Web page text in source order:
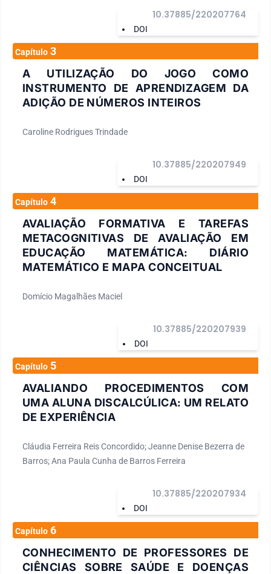
DOI
10.37885/220207764
Capítulo 3
A UTILIZAÇÃO DO JOGO COMO
INSTRUMENTO DE APRENDIZAGEM DA
ADIÇÃO DE NÚMEROS INTEIROS
Caroline Rodrigues Trindade
DOI
10.37885/220207949
Capítulo 4
AVALIAÇÃO FORMATIVA E TAREFAS
METACOGNITIVAS DE AVALIAÇÃO EM
EDUCAÇÃO MATEMÁTICA: DIÁRIO
MATEMÁTICO E MAPA CONCEITUAL
Domício Magalhães Maciel
DOI
10.37885/220207939
Capítulo 5
AVALIANDO PROCEDIMENTOS COM
UMA ALUNA DISCALCÚLICA: UM RELATO
DE EXPERIÊNCIA
Cláudia Ferreira Reis Concordido; Jeanne Denise Bezerra de
Barros; Ana Paula Cunha de Barros Ferreira
DOI
10.37885/220207934
Capítulo 6
CONHECIMENTO DE PROFESSORES DE
CIÊNCIAS SOBRE SAÚDE E DOENÇAS